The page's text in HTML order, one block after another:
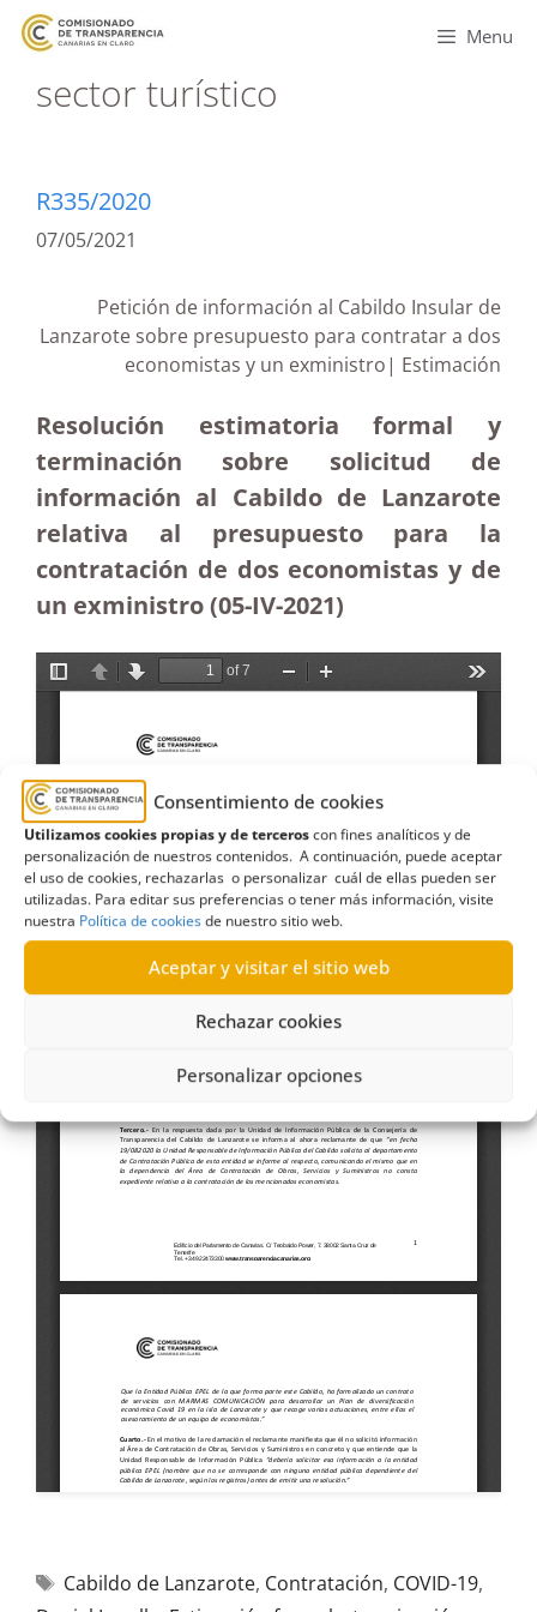
Consentimiento de cookies
Utilizamos cookies propias y de terceroscon fines analíticos y de
personalización de nuestros contenidos. A continuación, puede aceptar
el uso de cookies, rechazarlas o personalizar cuál de ellas pueden ser
utilizadas. Para editar sus preferencias o tener más información, visite
nuestra Política de cookiesde nuestro sitio web.
Aceptar y visitar el sitio web
Rechazar cookies
Personalizar opciones
Menu
sector turístico
R335/2020
07/05/2021
Petición de información al Cabildo Insular de
Lanzarote sobre presupuesto para contratar a dos
economistas y un exministro| Estimación
Resolución estimatoria formal y
terminación sobre solicitud de
información al Cabildo de Lanzarote
relativa al presupuesto para la
contratación de dos economistas y de
un exministro (05-IV-2021)
Cabildo de Lanzarote, Contratación, COVID-19,